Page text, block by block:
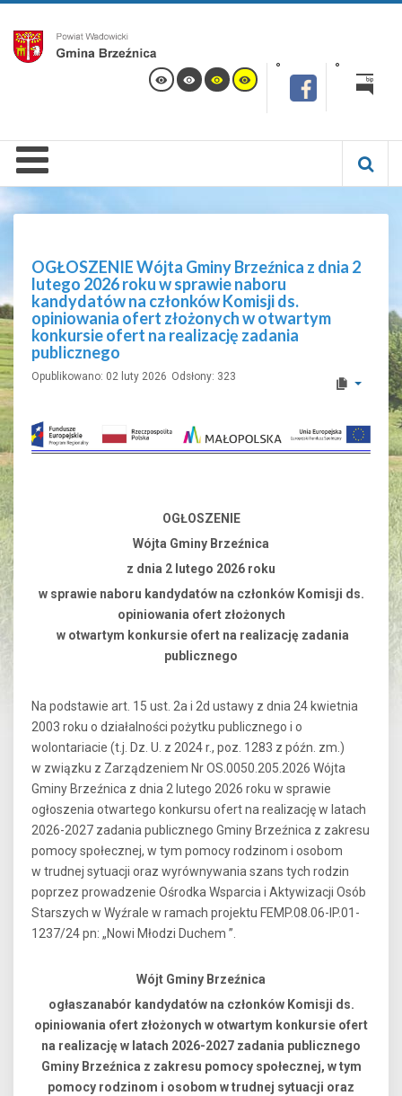
OGŁOSZENIE Wójta Gminy Brzeźnica z dnia 2
lutego 2026 roku w sprawie naboru
kandydatów na członków Komisji ds.
opiniowania ofert złożonych w otwartym
konkursie ofert na realizację zadania
publicznego
Opublikowano: 02 luty 2026 Odsłony: 323
OGŁOSZENIE
Wójta Gminy Brzeźnica
z dnia 2 lutego 2026 roku
w sprawie naboru kandydatów na członków Komisji ds.
opiniowania ofert złożonych
w otwartym konkursie ofert na realizację zadania
publicznego
Na podstawie art. 15 ust. 2a i 2d ustawy z dnia 24 kwietnia
2003 roku o działalności pożytku publicznego i o
wolontariacie (t.j. Dz. U. z 2024 r., poz. 1283 z późn. zm.)
w związku z Zarządzeniem Nr OS.0050.205.2026 Wójta
Gminy Brzeźnica z dnia 2 lutego 2026 roku w sprawie
ogłoszenia otwartego konkursu ofert na realizację w latach
2026-2027 zadania publicznego Gminy Brzeźnica z zakresu
pomocy społecznej, w tym pomocy rodzinom i osobom
w trudnej sytuacji oraz wyrównywania szans tych rodzin
poprzez prowadzenie Ośrodka Wsparcia i Aktywizacji Osób
Starszych w Wyźrale w ramach projektu FEMP.08.06-IP.01-
1237/24 pn: „Nowi Młodzi Duchem ”.
Wójt Gminy Brzeźnica
ogłaszanabór kandydatów na członków Komisji ds.
opiniowania ofert złożonych w otwartym konkursie ofert
na realizację w latach 2026-2027 zadania publicznego
Gminy Brzeźnica z zakresu pomocy społecznej, w tym
pomocy rodzinom i osobom w trudnej sytuacji oraz